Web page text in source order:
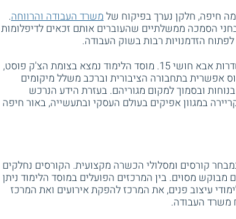
חיפה, חלקן נערך בפיקוח שלמשרד העבודה והרווחה.
הסמכה ממשלתיים שהעוברים אותם זכאים לדיפלומות
הזדמנויות רבות בשוק העבודה.
קמפוס דיפלומה חיפה ממוקם בבית בירם שבשדרות אבא חושי 15. מוסד הלימוד נמצא בצומת הצ'ק פוסט,
אפשרית בתחבורה הציבורית וברכב משלל מיקומים
ובסמוך למקום מגוריהם. בעזרת הידע הנרכש
במגוון אפיקים בעולם העסקי ובתעשייה, באור חיפה
קורסים ומסלולי הכשרה מקצועית. הקורסים נחלקים
מסוים. בין המרכזים הפועלים במוסד הלימוד ניתן
עיצוב פנים, את המרכז להפקת אירועים ואת המרכז
משרד העבודה.